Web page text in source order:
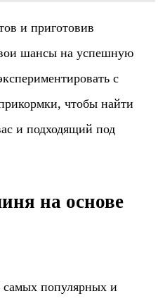
и приготовив
шансы на успешную
с
чтобы найти
и подходящий под
на основе
самых популярных и